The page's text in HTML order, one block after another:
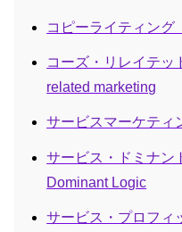
コピーライティン
コーズ・リレイテ
related marketing
サービスマーケテ
サービス・ドミナ
Dominant Logic
サービス・プロフ